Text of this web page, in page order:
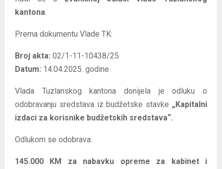
kantona
Prema dokumentu Vlade TK:
Broj akta: 02/1-11-10438/25
Datum: 14.04.2025. godine
Vlada Tuzlanskog kantona donijela je odluku o
odobravanju sredstava iz budžetske stavke „Kapitalni
izdaci za korisnike budžetskih sredstava“.
Odlukom se odobrava:
145.000 KM za nabavku opreme za kabinet i